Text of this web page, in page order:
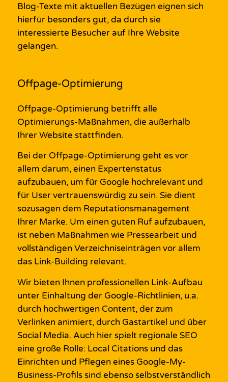
Blog-Texte mit aktuellen Bezügeneignen sich
hierfür besonders gut, da durch sie
interessierte Besucher auf Ihre Website
gelangen.
Offpage-Optimierung
Offpage-Optimierung betrifft alle
Optimierungs-Maßnahmen, die außerhalb
Ihrer Website stattfinden.
Bei der Offpage-Optimierung geht es vor
allem darum,einen Expertenstatus
aufzubauen, um für Google hochrelevant und
für User vertrauenswürdig zu sein. Sie dient
sozusagen dem Reputationsmanagement
Ihrer Marke. Um einen guten Ruf aufzubauen,
ist neben Maßnahmen wie Pressearbeit und
vollständigenVerzeichniseinträgenvor allem
das Link-Building relevant.
Wir bieten Ihnen professionellen Link-Aufbau
unter Einhaltung der Google-Richtlinien, u.a.
durch hochwertigen Content, der zum
Verlinken animiert, durch Gastartikel und über
Social Media. Auch hier spielt regionale SEO
eine große Rolle: Local Citationsund das
Einrichten und Pflegeneines Google-My-
Business-Profils sind ebenso selbstverständlich